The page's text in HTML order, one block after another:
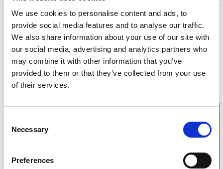
We use cookies to personalise content and ads, to
provide social media features and to analyse our traffic.
We also share information about your use of our site with
our social media, advertising and analytics partners who
may combine it with other information that you’ve
provided to them or that they’ve collected from your use
of their services.
Selection
Necessary
Preferences
Kontaktinformation
Bengtsforstraktens Hembygdsförening
Majberget
Telefon: 00531-126 20
E-post:info@gammelgarden.com
Hemsida:gammelgarden.com